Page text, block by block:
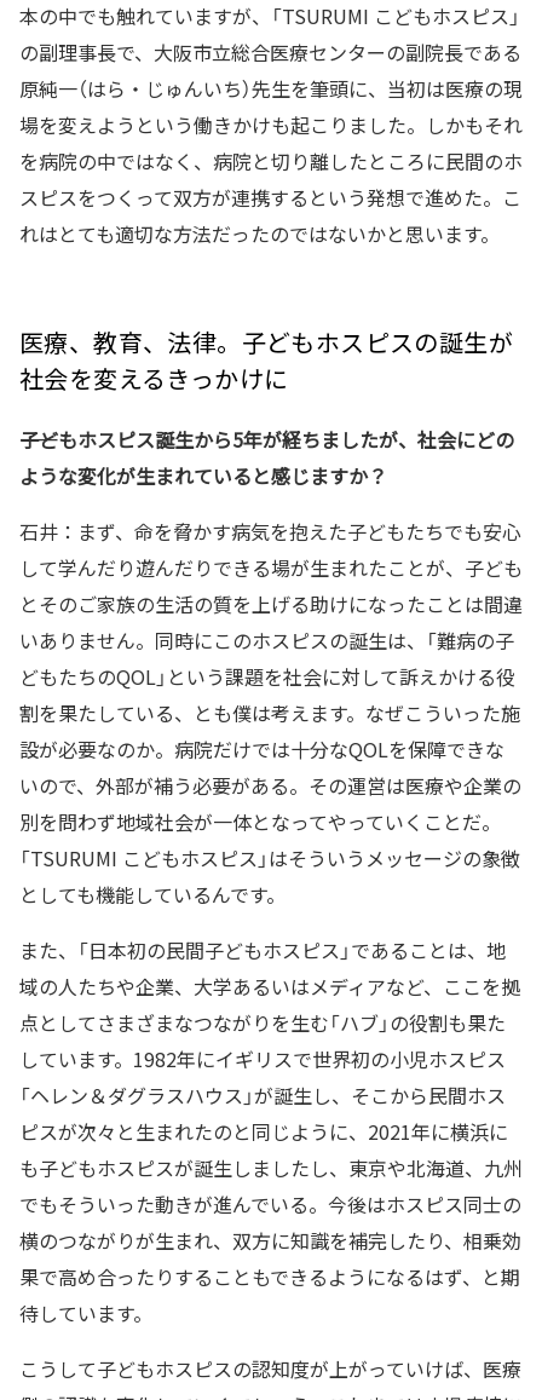
本の中でも触れていますが、「TSURUMI こどもホスピス」
の副理事長で、大阪市立総合医療センターの副院長である
原純一（はら・じゅんいち）先生を筆頭に、当初は医療の現
場を変えようという働きかけも起こりました。しかもそれ
を病院の中ではなく、病院と切り離したところに民間のホ
スピスをつくって双方が連携するという発想で進めた。こ
れはとても適切な方法だったのではないかと思います。
医療、教育、法律。子どもホスピスの誕生が
社会を変えるきっかけに
――子どもホスピス誕生から5年が経ちましたが、社会にどの
ような変化が生まれていると感じますか？
石井：まず、命を脅かす病気を抱えた子どもたちでも安心
して学んだり遊んだりできる場が生まれたことが、子ども
とそのご家族の生活の質を上げる助けになったことは間違
いありません。同時にこのホスピスの誕生は、「難病の子
どもたちのQOL」という課題を社会に対して訴えかける役
割を果たしている、とも僕は考えます。なぜこういった施
設が必要なのか。病院だけでは十分なQOLを保障できな
いので、外部が補う必要がある。その運営は医療や企業の
別を問わず地域社会が一体となってやっていくことだ。
「TSURUMI こどもホスピス」はそういうメッセージの象徴
としても機能しているんです。
また、「日本初の民間子どもホスピス」であることは、地
域の人たちや企業、大学あるいはメディアなど、ここを拠
点としてさまざまなつながりを生む「ハブ」の役割も果た
しています。1982年にイギリスで世界初の小児ホスピス
「ヘレン＆ダグラスハウス」が誕生し、そこから民間ホス
ピスが次々と生まれたのと同じように、2021年に横浜に
も子どもホスピスが誕生しましたし、東京や北海道、九州
でもそういった動きが進んでいる。今後はホスピス同士の
横のつながりが生まれ、双方に知識を補完したり、相乗効
果で高め合ったりすることもできるようになるはず、と期
待しています。
こうして子どもホスピスの認知度が上がっていけば、医療